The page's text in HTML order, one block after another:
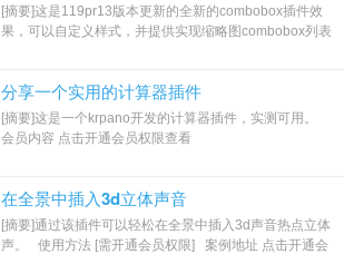
[摘要]这是119pr13版本更新的全新的combobox插件效
果，可以自定义样式，并提供实现缩略图combobox列表
分享一个实用的计算器插件
[摘要]这是一个krpano开发的计算器插件，实测可用。
会员内容 点击开通会员权限查看
在全景中插入3d立体声音
[摘要]通过该插件可以轻松在全景中插入3d声音热点立体
声。 使用方法 [需开通会员权限] 案例地址 点击开通会